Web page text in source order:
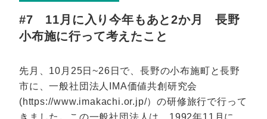
#7 11月に入り今年もあと2か月 長野
小布施に行って考えたこと
先月、10月25日~26日で、長野の小布施町と長野
市に、一般社団法人IMA価値共創研究会
(https://www.imakachi.or.jp/）の研修旅行で行って
きました。この一般社団法人は、1992年11月に